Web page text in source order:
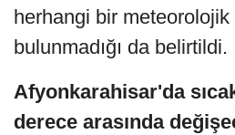
herhangi bir meteorolojik
bulunmadığı da belirtildi.
Afyonkarahisar'da
derece arasında